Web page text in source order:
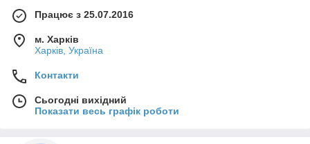
Працює з 25.07.2016
м. Харків
Харків, Україна
Контакти
Сьогодні вихідний
Показати весь графік роботи